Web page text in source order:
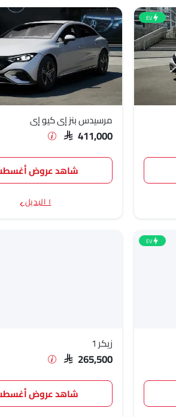
EV
مرسيدس بنز إي كيو إي
SAR 411,000
شاهد عروض
١ البديل
EV
زيكر 1
SAR 265,500
شاهد عروض